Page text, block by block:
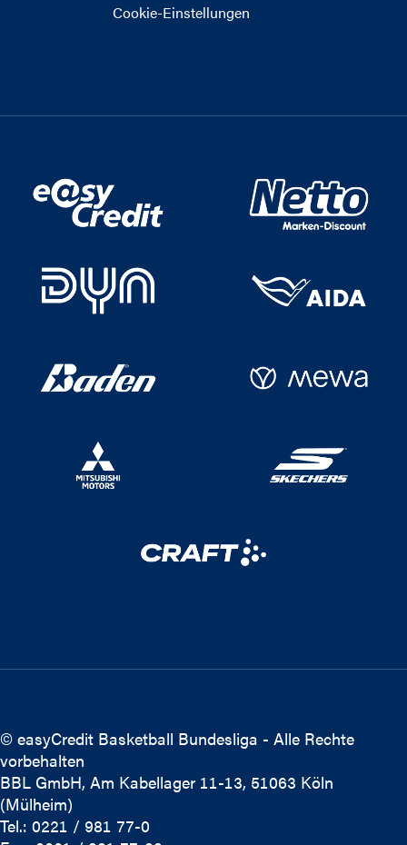
Cookie-Einstellungen
© easyCredit Basketball Bundesliga - Alle Rechte
vorbehalten
BBL GmbH, Am Kabellager 11-13, 51063 Köln
(Mülheim)
Tel.: 0221 / 981 77-0